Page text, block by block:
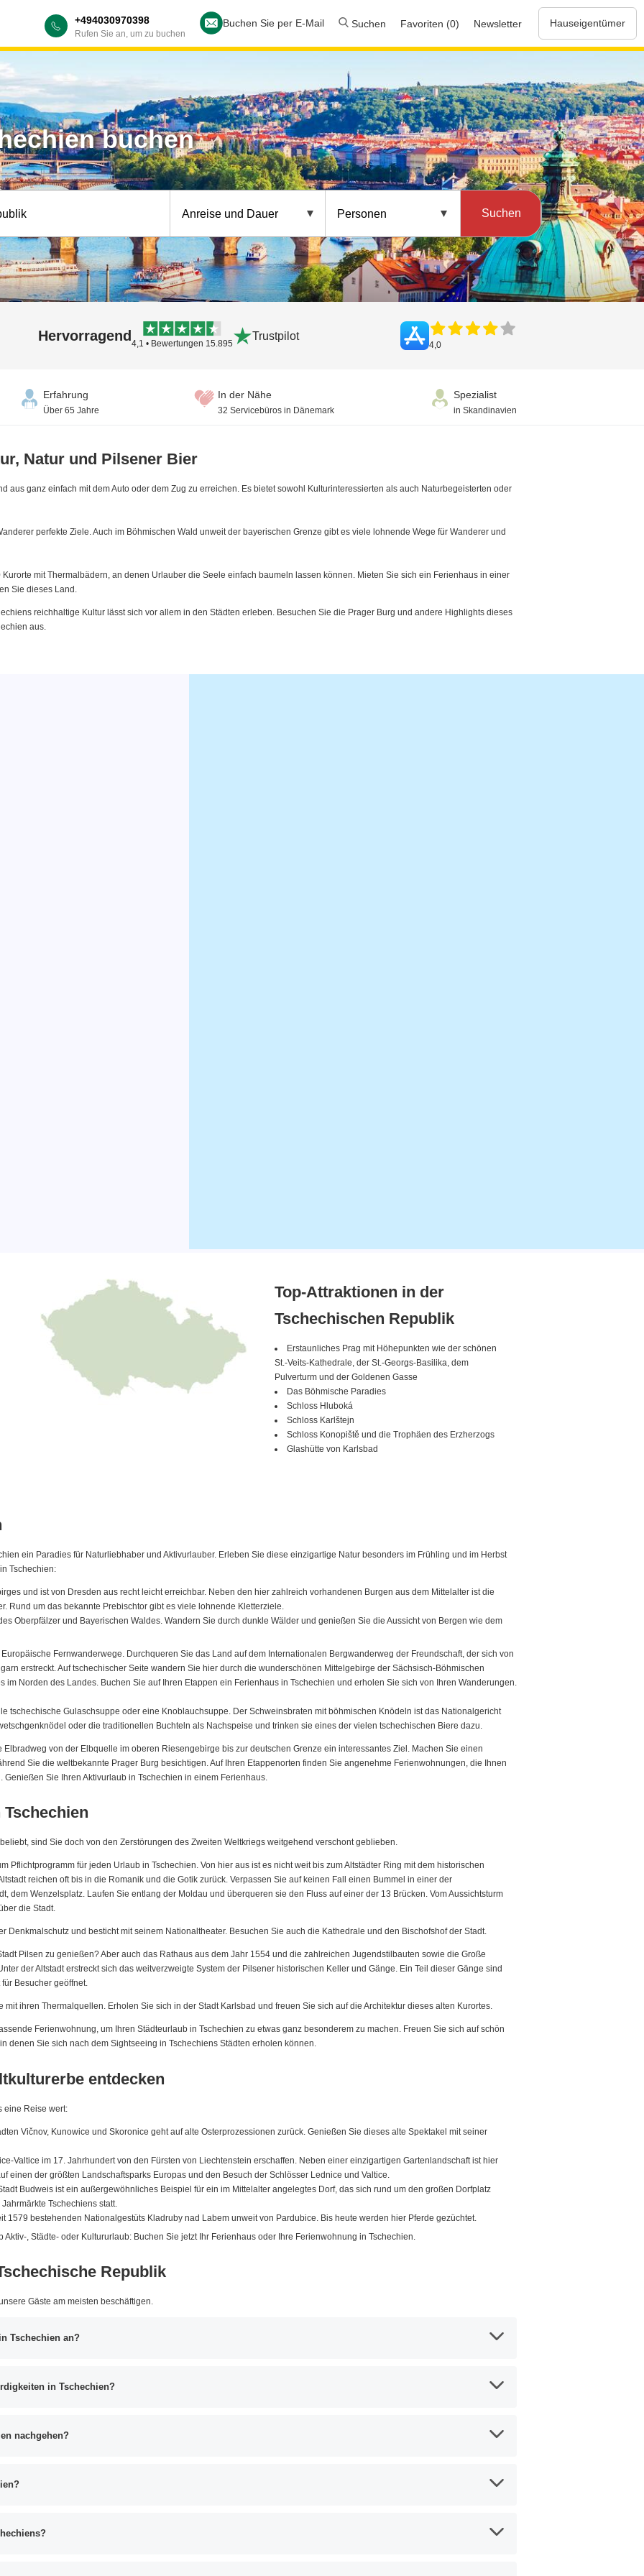
+494030970398
Rufen Sie an, um zu buchen
Buchen Sie per E-Mail Suchen Favoriten (0) Newsletter Hauseigentümer
buchen
Anreise und Dauer Personen Suchen
Hervorragend 4,1 • Bewertungen 15.895
Trustpilot
4,0
Erfahrung
Über 65 Jahre
In der Nähe
32 Servicebüros in Dänemark
Spezialist
in Skandinavien
Natur und Pilsener Bier
aus ganz einfach mit dem Auto oder dem Zug zu erreichen. Es bietet sowohl Kulturinteressierten als auch Naturbegeisterten oder
perfekte Ziele. Auch im Böhmischen Wald unweit der bayerischen Grenze gibt es viele lohnende Wege für Wanderer und
mit Thermalbädern, an denen Urlauber die Seele einfach baumeln lassen können. Mieten Sie sich ein Ferienhaus in einer
Sie dieses Land.
reichhaltige Kultur lässt sich vor allem in den Städten erleben. Besuchen Sie die Prager Burg und andere Highlights dieses
aus.
Top-Attraktionen in der
Tschechischen Republik
Erstaunliches Prag mit Höhepunkten wie der schönen
St.-Veits-Kathedrale, der St.-Georgs-Basilika, dem
Pulverturm und der Goldenen Gasse
Das Böhmische Paradies
Schloss Hluboká
Schloss Karlštejn
Schloss Konopiště und die Trophäen des Erzherzogs
Glashütte von Karlsbad
ein Paradies für Naturliebhaber und Aktivurlauber. Erleben Sie diese einzigartige Natur besonders im Frühling und im Herbst
Tschechien:
und ist von Dresden aus recht leicht erreichbar. Neben den hier zahlreich vorhandenen Burgen aus dem Mittelalter ist die
Rund um das bekannte Prebischtor gibt es viele lohnende Kletterziele.
Oberpfälzer und Bayerischen Waldes. Wandern Sie durch dunkle Wälder und genießen Sie die Aussicht von Bergen wie dem
Fernwanderwege. Durchqueren Sie das Land auf dem Internationalen Bergwanderweg der Freundschaft, der sich von
erstreckt. Auf tschechischer Seite wandern Sie hier durch die wunderschönen Mittelgebirge der Sächsisch-Böhmischen
im Norden des Landes. Buchen Sie auf Ihren Etappen ein Ferienhaus in Tschechien und erholen Sie sich von Ihren Wanderungen.
tschechische Gulaschsuppe oder eine Knoblauchsuppe. Der Schweinsbraten mit böhmischen Knödeln ist das Nationalgericht
oder die traditionellen Buchteln als Nachspeise und trinken sie eines der vielen tschechischen Biere dazu.
von der Elbquelle im oberen Riesengebirge bis zur deutschen Grenze ein interessantes Ziel. Machen Sie einen
Sie die weltbekannte Prager Burg besichtigen. Auf Ihren Etappenorten finden Sie angenehme Ferienwohnungen, die Ihnen
Sie Ihren Aktivurlaub in Tschechien in einem Ferienhaus.
sind Sie doch von den Zerstörungen des Zweiten Weltkriegs weitgehend verschont geblieben.
Pflichtprogramm für jeden Urlaub in Tschechien. Von hier aus ist es nicht weit bis zum Altstädter Ring mit dem historischen
reichen oft bis in die Romanik und die Gotik zurück. Verpassen Sie auf keinen Fall einen Bummel in einer der
dem Wenzelsplatz. Laufen Sie entlang der Moldau und überqueren sie den Fluss auf einer der 13 Brücken. Vom Aussichtsturm
die Stadt.
Denkmalschutz und besticht mit seinem Nationaltheater. Besuchen Sie auch die Kathedrale und den Bischofshof der Stadt.
Pilsen zu genießen? Aber auch das Rathaus aus dem Jahr 1554 und die zahlreichen Jugendstilbauten sowie die Große
der Altstadt erstreckt sich das weitverzweigte System der Pilsener historischen Keller und Gänge. Ein Teil dieser Gänge sind
Besucher geöffnet.
ihren Thermalquellen. Erholen Sie sich in der Stadt Karlsbad und freuen Sie sich auf die Architektur dieses alten Kurortes.
Ferienwohnung, um Ihren Städteurlaub in Tschechien zu etwas ganz besonderem zu machen. Freuen Sie sich auf schön
denen Sie sich nach dem Sightseeing in Tschechiens Städten erholen können.
entdecken
eine Reise wert:
Vičnov, Kunowice und Skoronice geht auf alte Osterprozessionen zurück. Genießen Sie dieses alte Spektakel mit seiner
Valtice im 17. Jahrhundert von den Fürsten von Liechtenstein erschaffen. Neben einer einzigartigen Gartenlandschaft ist hier
einen der größten Landschaftsparks Europas und den Besuch der Schlösser Lednice und Valtice.
Budweis ist ein außergewöhnliches Beispiel für ein im Mittelalter angelegtes Dorf, das sich rund um den großen Dorfplatz
Tschechiens statt.
1579 bestehenden Nationalgestüts Kladruby nad Labem unweit von Pardubice. Bis heute werden hier Pferde gezüchtet.
, Städte- oder Kultururlaub: Buchen Sie jetzt Ihr Ferienhaus oder Ihre Ferienwohnung in Tschechien.
Republik
Gäste am meisten beschäftigen.
Tschechien an?
in Tschechien?
nachgehen?